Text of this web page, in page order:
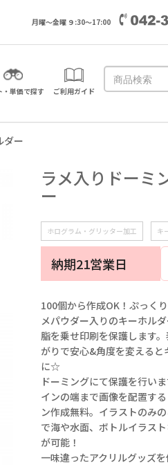
月曜～金曜 ９:30～17:00
・単価で探す ご利用ガイド
ダー
ラメ入りドーミ
ー
ホログラム・グリッター加工 キ
納期21営業日
100個から作成OK！ぷっく
メパウダー入りのキーホル
脂を乗せ印刷を保護します
がりで安心&角度を変える
に☆
ドーミングにて保護を行い
インの端まで画像を配置す
ン作成無料。イラストのみ
で海や水面、ボトルイラス
が可能！
一味違ったアクリルグッズ